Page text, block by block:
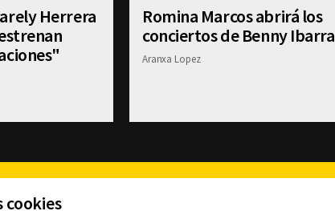
Herrera
Romina Marcos abrirá los
conciertos de Benny Ibarra
Aranxa Lopez
cookies